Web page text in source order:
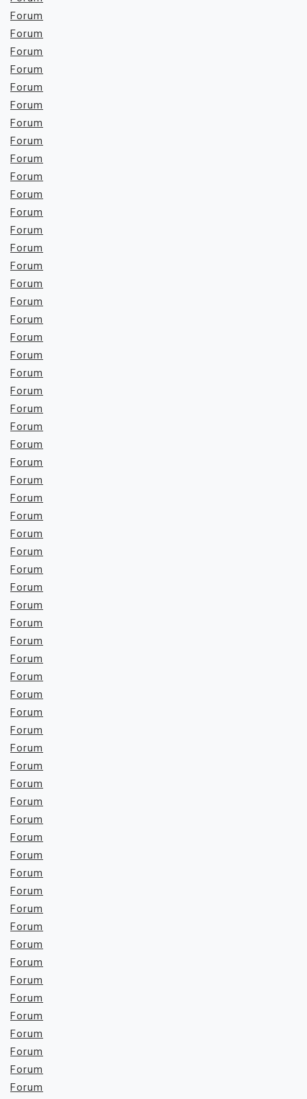
Forum
Forum
Forum
Forum
Forum
Forum
Forum
Forum
Forum
Forum
Forum
Forum
Forum
Forum
Forum
Forum
Forum
Forum
Forum
Forum
Forum
Forum
Forum
Forum
Forum
Forum
Forum
Forum
Forum
Forum
Forum
Forum
Forum
Forum
Forum
Forum
Forum
Forum
Forum
Forum
Forum
Forum
Forum
Forum
Forum
Forum
Forum
Forum
Forum
Forum
Forum
Forum
Forum
Forum
Forum
Forum
Forum
Forum
Forum
Forum
Forum